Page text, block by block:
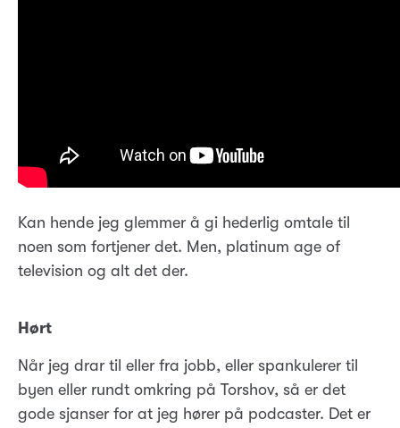
Kan hende jeg glemmer å gi hederlig omtale til
noen som fortjener det. Men, platinum age of
television og alt det der.
Hørt
Når jeg drar til eller fra jobb, eller spankulerer til
byen eller rundt omkring på Torshov, så er det
gode sjanser for at jeg hører på podcaster. Det er